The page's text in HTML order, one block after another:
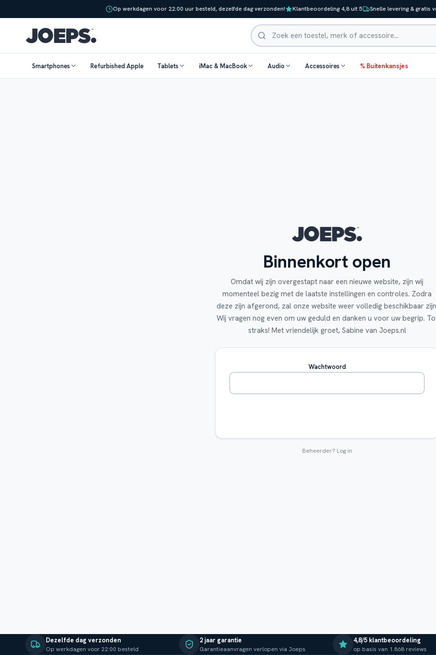
Op werkdagen voor 22:00 uur besteld, dezelfde dag verzonden! Klantbeoordeling 4,8 uit 5 Snelle levering & gratis
Zoeken
Smartphones Refurbished Apple Tablets iMac & MacBook Audio Accessoires % Buitenkansjes
Binnenkort open
Omdat wij zijn overgestapt naar een nieuwe website, zijn wij
momenteel bezig met de laatste instellingen en controles. Zodra
deze zijn afgerond, zal onze website weer volledig beschikbaar
Wij vragen nog even om uw geduld en danken u voor uw begrip.
straks! Met vriendelijk groet, Sabine van Joeps.nl
Wachtwoord
Beheerder? Log in
Dezelfde dag verzonden
Op werkdagen voor 22:00 besteld
2 jaar garantie
Garantieaanvragen verlopen via Joeps
4,8/5 klantbeoordeling
op basis van 1.868 reviews